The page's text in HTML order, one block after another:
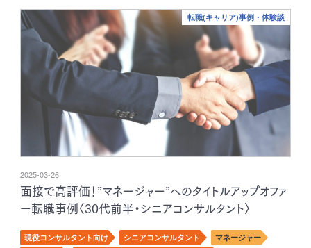
転職(キャリア)事例・体験談
2025-03-26
面接で高評価！”マネージャー”へのタイトルアップオファ
ー転職事例〈30代前半・シニアコンサルタント〉
現役コンサルタント向け シニアコンサルタント
マネージャー